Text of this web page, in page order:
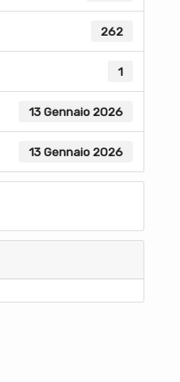
262
1
13 Gennaio 2026
13 Gennaio 2026